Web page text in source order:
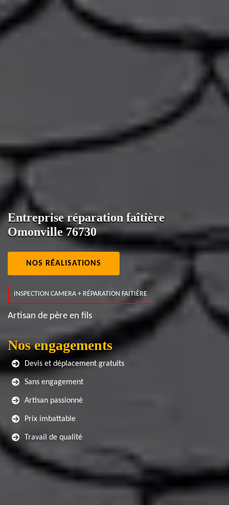
Entreprise réparation faîtière
Omonville 76730
NOS RÉALISATIONS
INSPECTION CAMERA + RÉPARATION FAITIÈRE
Artisan de père en fils
Nos engagements
Devis et déplacement gratuits
Sans engagement
Artisan passionné
Prix imbattable
Travail de qualité